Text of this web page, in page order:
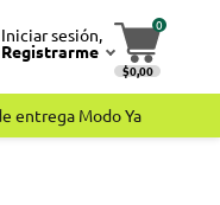
Iniciar sesión,
Registrarme
0
$0,00
entrega Modo Ya